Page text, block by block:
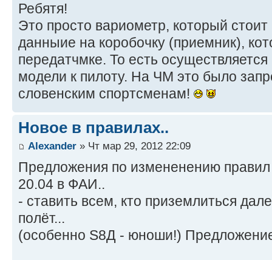
Ребятя!
Это просто вариометр, который
данныие на коробочку (приемник),
передатчмке. То есть
модели к пилоту. На ЧМ это было
словенским спортсменам!
Новое в правилах..
Alexander » Чт мар 29, 2012 22:09
Предложения по измененению правил
20.04 в ФАИ..
- ставить всем, кто приземлиться
полёт...
(особенно S8Д - юноши!)